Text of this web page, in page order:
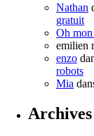
Nathan
gratuit
Oh
emilien
enzo
robots
Mia
Archives